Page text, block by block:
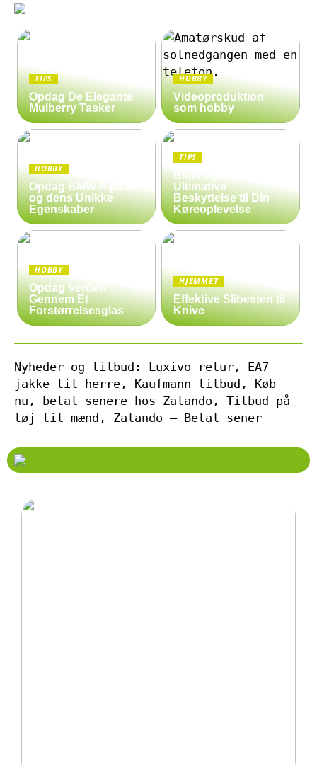
TIPS
Opdag De Elegante
Mulberry Tasker
HOBBY
Videoproduktion
som hobby
HOBBY
Opdag BMW Alpina
og dens Unikke
Egenskaber
TIPS
BMW Hjelm: Den
Ultimative
Beskyttelse til Din
Køreoplevelse
HOBBY
Opdag Verden
Gennem Et
Forstørrelsesglas
HJEMMET
Effektive Slibesten til
Knive
Nyheder og tilbud: Luxivo retur, EA7
jakke til herre, Kaufmann tilbud, Køb
nu, betal senere hos Zalando, Tilbud på
tøj til mænd, Zalando – Betal sener